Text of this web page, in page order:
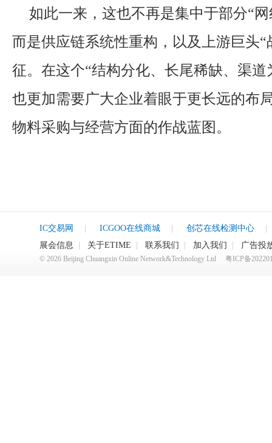
如此一来，这也不再是集中于部分“
而是供应链系统性重构，以及上游巨头“
征。在这个“结构分化、长尾稀缺、渠道
也更加需要广大企业着眼于更长远的布
物料采购与经营方面的作战蓝图。
IC交易网 ICGOO在线商城 创芯在线检测中心
展会信息
关于ETIME 联系我们 加入我们 广告投
© 2026 Beijing Chuangxin Online Network&Technology Ltd 粤ICP备